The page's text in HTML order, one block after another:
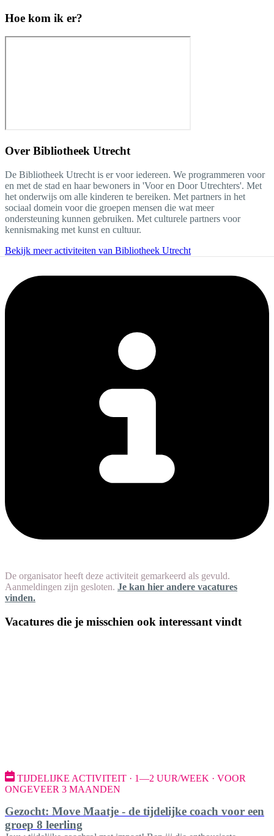
Hoe kom ik er?
Over Bibliotheek Utrecht
De Bibliotheek Utrecht is er voor iedereen. We programmeren voor
en met de stad en haar bewoners in 'Voor en Door Utrechters'. Met
het onderwijs om alle kinderen te bereiken. Met partners in het
sociaal domein voor die groepen mensen die wat meer
ondersteuning kunnen gebruiken. Met culturele partners voor
kennismaking met kunst en cultuur.
Bekijk meer activiteiten van Bibliotheek Utrecht
De organisator heeft deze activiteit gemarkeerd als gevuld.
Aanmeldingen zijn gesloten. Je kan hier andere vacatures
vinden.
Vacatures die je misschien ook interessant vindt
TIJDELIJKE ACTIVITEIT · 1—2 UUR/WEEK · VOOR
ONGEVEER 3 MAANDEN
Gezocht: Move Maatje - de tijdelijke coach voor een
groep 8 leerling